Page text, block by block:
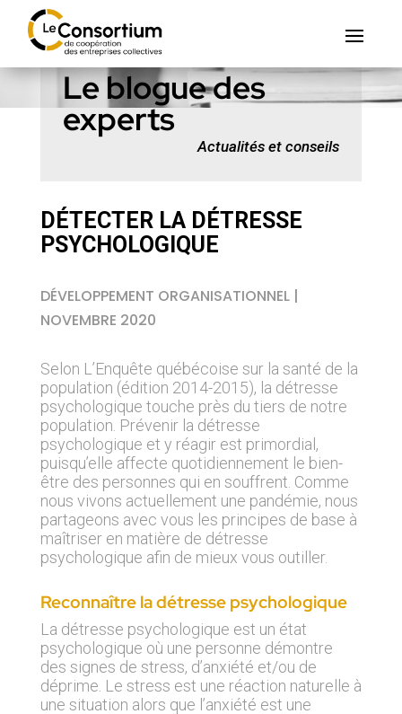
Le blogue des
experts
Actualités et conseils
DÉTECTER LA DÉTRESSE
PSYCHOLOGIQUE
DÉVELOPPEMENT ORGANISATIONNEL |
NOVEMBRE 2020
Selon L’Enquête québécoise sur la santé de la
population (édition 2014-2015), la détresse
psychologique touche près du tiers de notre
population. Prévenir la détresse
psychologique et y réagir est primordial,
puisqu’elle affecte quotidiennement le bien-
être des personnes qui en souffrent. Comme
nous vivons actuellement une pandémie, nous
partageons avec vous les principes de base à
maîtriser en matière de détresse
psychologique afin de mieux vous outiller.
Reconnaître la détresse psychologique
La détresse psychologique est un état
psychologique où une personne démontre
des signes de stress, d’anxiété et/ou de
déprime. Le stress est une réaction naturelle à
une situation alors que l’anxiété est une